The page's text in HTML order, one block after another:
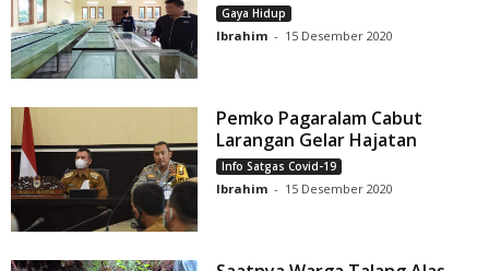
Gaya Hidup
Ibrahim - 15 Desember 2020
Pemko Pagaralam Cabut
Larangan Gelar Hajatan
Info Satgas Covid-19
Ibrahim - 15 Desember 2020